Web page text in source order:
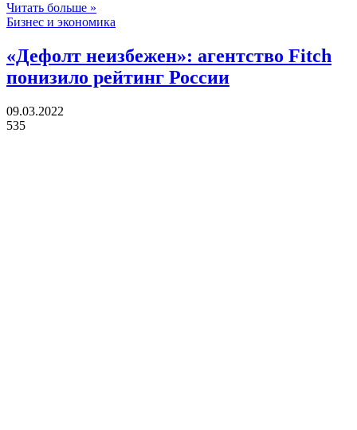
Читать больше »
Бизнес и экономика
«Дефолт неизбежен»: агентство Fitch
понизило рейтинг России
09.03.2022
535